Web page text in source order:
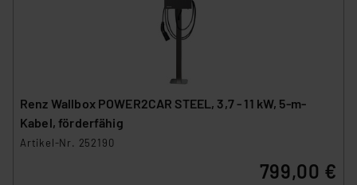
Renz Wallbox POWER2CAR STEEL, 3,7 - 11 kW, 5-m-
Kabel, förderfähig
Artikel-Nr. 252190
799,00 €